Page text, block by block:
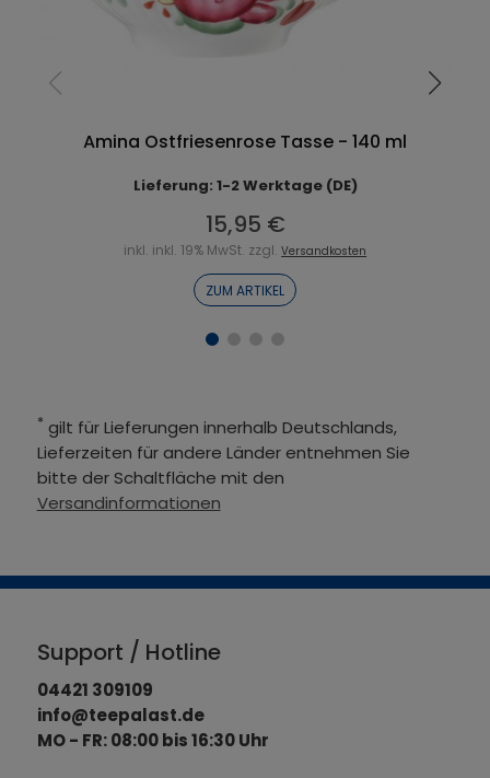
Amina Ostfriesenrose Tasse - 140 ml
Lieferung: 1-2 Werktage (DE)
15,95 €
inkl. inkl. 19% MwSt. zzgl.Versandkosten
ZUM ARTIKEL
* gilt für Lieferungen innerhalb Deutschlands,
Lieferzeiten für andere Länder entnehmen Sie
bitte der Schaltfläche mit den
Versandinformationen
Support / Hotline
04421 309109
info@teepalast.de
MO - FR: 08:00 bis 16:30 Uhr